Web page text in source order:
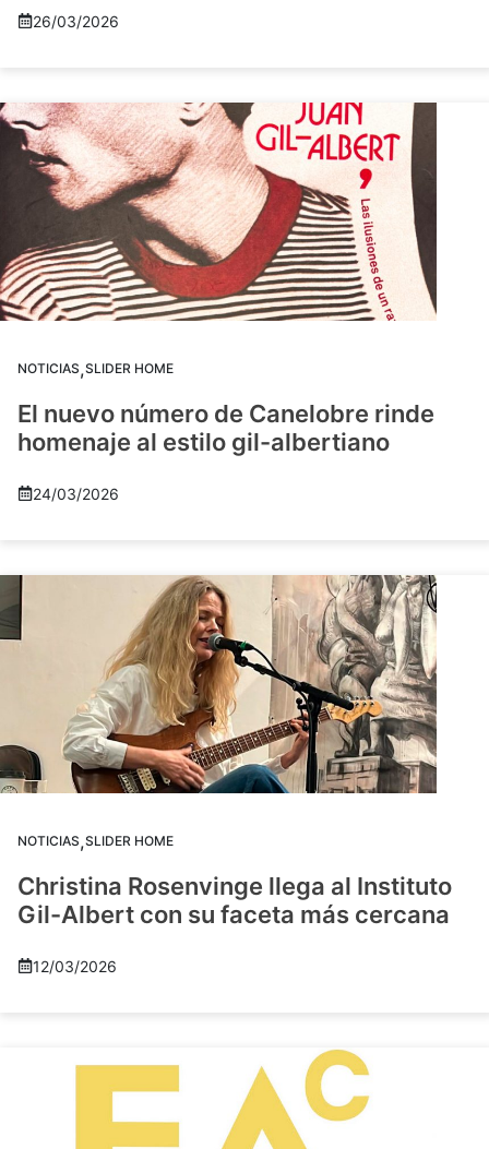
26/03/2026
NOTICIAS,SLIDER HOME
El nuevo número de Canelobre rinde
homenaje al estilo gil-albertiano
24/03/2026
NOTICIAS,SLIDER HOME
Christina Rosenvinge llega al Instituto
Gil-Albert con su faceta más cercana
12/03/2026